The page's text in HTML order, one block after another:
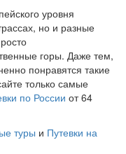
уровня
но и разные
горы. Даже тем,
понравятся такие
только самые
по России от 64
туры и Путевки на